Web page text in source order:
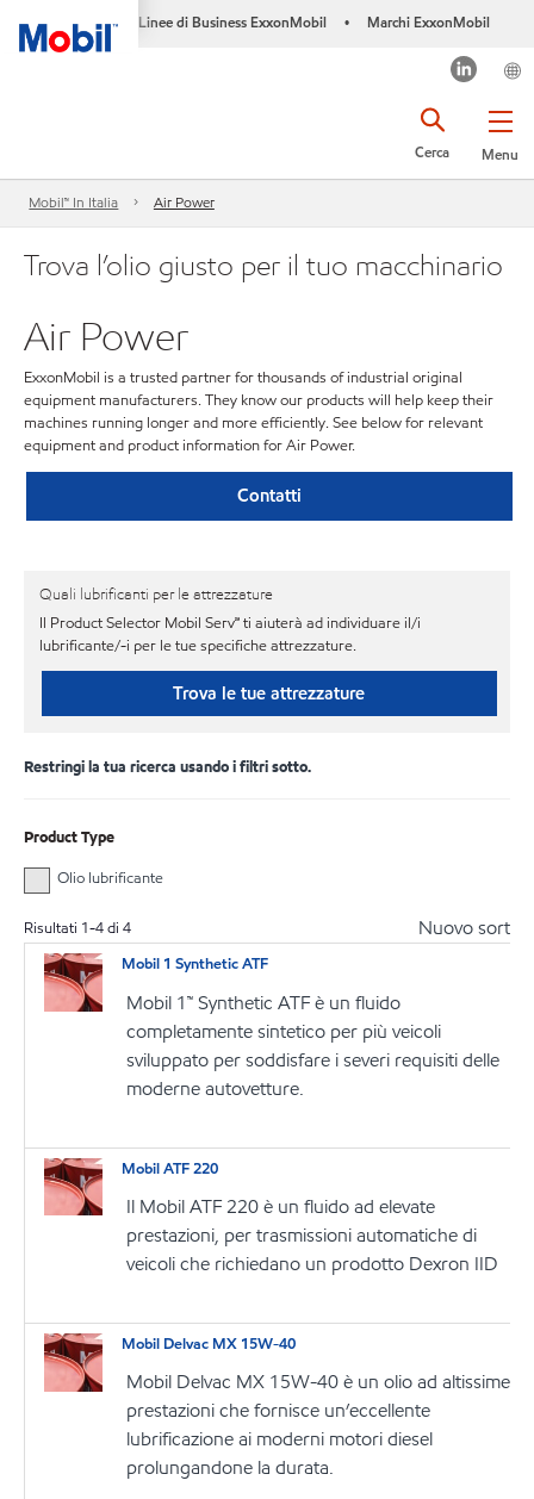
Linee di Business ExxonMobil • Marchi ExxonMobil
Menu
Cerca
Mobil™ In Italia Air Power
Trova l’olio giusto per il tuo macchinario
Air Power
ExxonMobil is a trusted partner for thousands of industrial original
equipment manufacturers. They know our products will help keep their
machines running longer and more efficiently. See below for relevant
equipment and product information for Air Power.
Contatti
Quali lubrificanti per le attrezzature
Il Product Selector Mobil Serv℠ ti aiuterà ad individuare il/i
lubrificante/-i per le tue specifiche attrezzature.
Trova le tue attrezzature
Restringi la tua ricerca usando i filtri sotto.
Product Type
Olio lubrificante
Risultati 1-4di 4 Nuovo sort
Mobil 1 Synthetic ATF
Mobil 1™ Synthetic ATF è un fluido
completamente sintetico per più veicoli
sviluppato per soddisfare i severi requisiti delle
moderne autovetture.
Mobil ATF 220
Il Mobil ATF 220 è un fluido ad elevate
prestazioni, per trasmissioni automatiche di
veicoli che richiedano un prodotto Dexron IID
Mobil Delvac MX 15W-40
Mobil Delvac MX 15W-40 è un olio ad altissime
prestazioni che fornisce un’eccellente
lubrificazione ai moderni motori diesel
prolungandone la durata.